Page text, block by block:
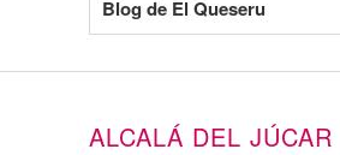
Blog de El Queseru
ALCALÁ DEL JÚCAR